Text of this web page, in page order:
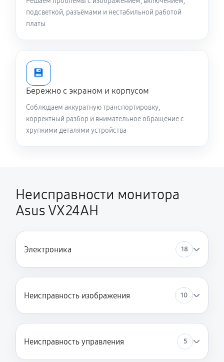
подсветкой, разъёмами и нестабильной работой
платы
💾
Бережно с экраном и корпусом
Соблюдаем аккуратную транспортировку,
корректный разбор и внимательное обращение с
хрупкими деталями устройства
Неисправности монитора
Asus VX24AH
Электроника 18
Неисправность изображения 10
Неисправность управления 5